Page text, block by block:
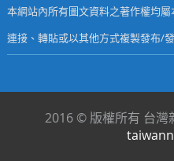
本網站內所有圖文資料之著作權均
連接、轉貼或以其他方式複製發布/
2016 © 版權所有 台